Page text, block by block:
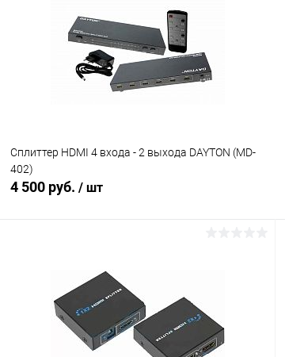
Сравнение
В наличии (2)
Сплиттер HDMI 4 входа - 2 выхода DAYTON (MD-
402)
4 500 руб. / шт
Сравнение
В избранное В наличии (3)